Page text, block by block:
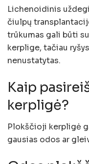
Lichenoidinis
čiulpų
trūkumas gali būti
kerplige, tačiau
nenustatytas.
Kaip
kerpligė?
Plokščioji kerpligė
gausias odos ar